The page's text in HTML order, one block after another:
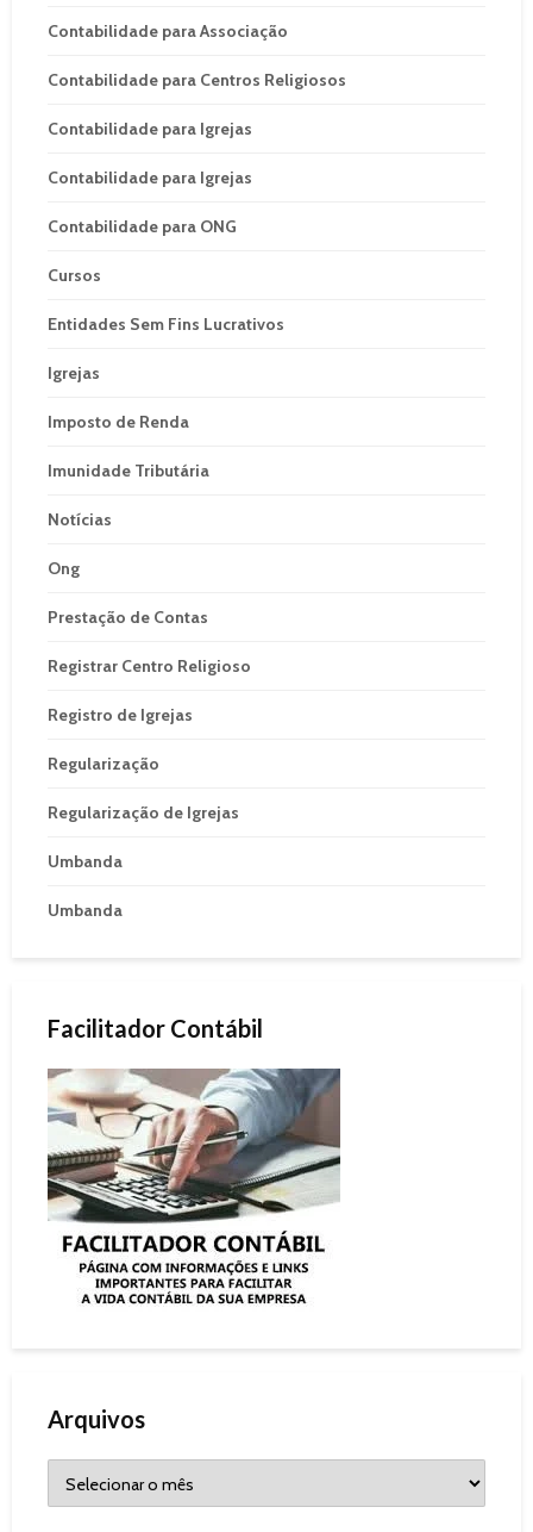
Contabilidade para Associação
Contabilidade para Centros Religiosos
Contabilidade para Igrejas
Contabilidade para Igrejas
Contabilidade para ONG
Cursos
Entidades Sem Fins Lucrativos
Igrejas
Imposto de Renda
Imunidade Tributária
Notícias
Ong
Prestação de Contas
Registrar Centro Religioso
Registro de Igrejas
Regularização
Regularização de Igrejas
Umbanda
Umbanda
Facilitador Contábil
Arquivos